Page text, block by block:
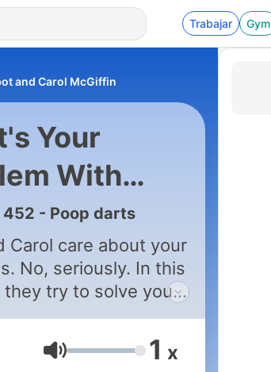
Trabajar Gym
and Carol McGiffin
Your
With
and
McGiffin
452 - Poop darts
Carol care about your
No, seriously. In this
they try to solve your
Carol's fault - it's
down to the EU, or
Volumen 1 x